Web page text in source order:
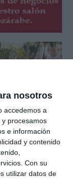
nosotros
accedemos a
procesamos
e información
y contenido
Con su
utilizar datos de